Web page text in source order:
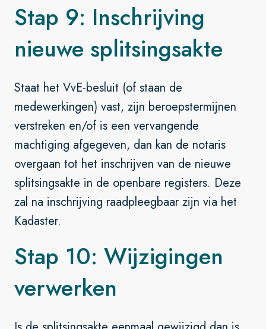
Stap 9: Inschrijving
nieuwe splitsingsakte
Staat het VvE-besluit (of staan de
medewerkingen) vast, zijn beroepstermijnen
verstreken en/of is een vervangende
machtiging afgegeven, dan kan de notaris
overgaan tot het inschrijven van de nieuwe
splitsingsakte in de openbare registers. Deze
zal na inschrijving raadpleegbaar zijn via het
Kadaster.
Stap 10: Wijzigingen
verwerken